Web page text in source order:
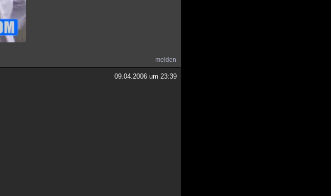
melden
09.04.2006 um 23:39